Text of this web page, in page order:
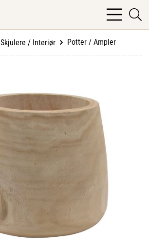
bars
light
Skjulere / Interiør Potter / Ampler